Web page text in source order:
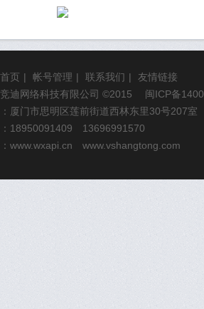
页 | 帐号管理 | 联系我们 |
友情链接
迪网络科技有限公司 ©2015 闽ICP备
厦门市思明区莲前街道西林东里30号207室
18950091409 13696991570
www.wxapi.cn www.vshangtong.com